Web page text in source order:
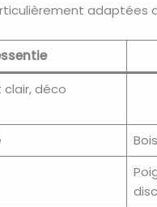
adaptées
déco